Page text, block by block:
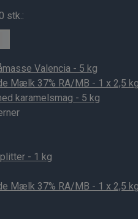
stk.:
Valencia - 5 kg
Mælk 37% RA/MB - 1 x 2,5 kg
karamelsmag - 5 kg
- 1 kg
Mælk 37% RA/MB - 1 x 2,5 kg